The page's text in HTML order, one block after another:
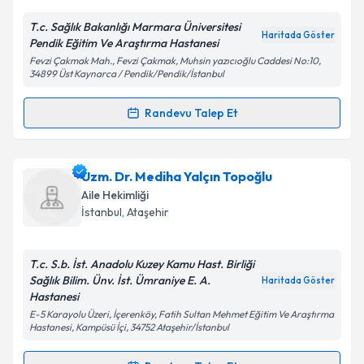
Kişisel verilerimin işlenmesine ilişkin
Metni'ni okudum ve kişisel verilerimin belirtilen
kapsamda işlenmesini kabul ediyorum.
T.c. Sağlık Bakanlığı Marmara Üniversitesi
Pendik Eğitim Ve Araştırma Hastanesi
Haritada Göster
Fevzi Çakmak Mah., Fevzi Çakmak, Muhsin yazıcıoğlu Caddesi No:10,
34899 Üst Kaynarca / Pendik/Pendik/İstanbul
Randevu Talep Et
Randevu Takvimi Talebi
Doç. Dr. Arzu Uzuneriçin randevu takvimi talebi
oluşturun. Size bu uzmandan randevu almanız için bir
takvim hazırlandığında e-posta ile bilgilendireceğiz.
Kişisel verilerimin işlenmesine ilişkinAydınlatma
Metni
'ni okudum ve kişisel verilerimin belirtilen
kapsamda işlenmesini kabul ediyorum.
Uzm. Dr. Mediha Yalçın Topoğlu
Aile Hekimliği
İstanbul, Ataşehir
T.c. S.b. İst. Anadolu Kuzey Kamu Hast. Birliği
Sağlık Bilim. Ünv. İst. Ümraniye E. A.
Hastanesi
Haritada Göster
E-5 Karayolu Üzeri, İçerenköy, Fatih Sultan Mehmet Eğitim Ve Araştırma
Hastanesi, Kampüsü İçi, 34752 Ataşehir/İstanbul